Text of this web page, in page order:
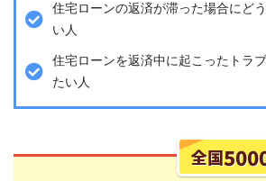
住宅ローンの返済が滞った場合にど
い人
住宅ローンを返済中に起こったトラ
たい人